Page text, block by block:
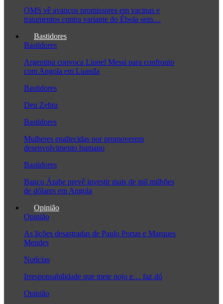
OMS vê avanços promissores em vacinas e
tratamentos contra variante do Ébola sem…
Bastidores
Bastidores
Argentina convoca Lionel Messi para confronto
com Angola em Luanda
Bastidores
Deu Zebra
Bastidores
Mulheres enaltecidas por promoverem
desenvolvimento humano
Bastidores
Banco Árabe prevê investir mais de mil milhões
de dólares em Angola
Opinião
Opinião
As lições desastradas de Paulo Portas e Marques
Mendes
Notícias
Irresponsabilidade que mete nojo e… faz dó
Opinião